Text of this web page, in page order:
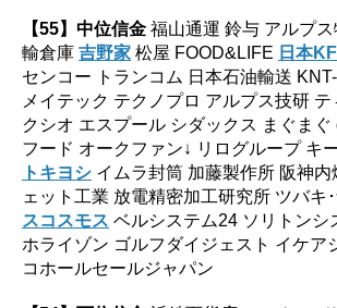
【55】中位信金 福山通運 鈴与 アルプ
輸倉庫 吉野家 松屋 FOOD&LIFE 日本
センコー トランコム 日本石油輸送
メイテック テクノプロ アルプス技研
クシオ エスプール シダックス まぐまぐ
フード オークファン↓ リログループ キ
トキヨシ イムラ封筒 加藤製作所 阪神
ェット工業 放電精密加工研究所 ツバキ
スコスモス ベルシステム24 ソリトンシ
ホライゾン ゴルフダイジェスト イケア
コホールセールジャパン